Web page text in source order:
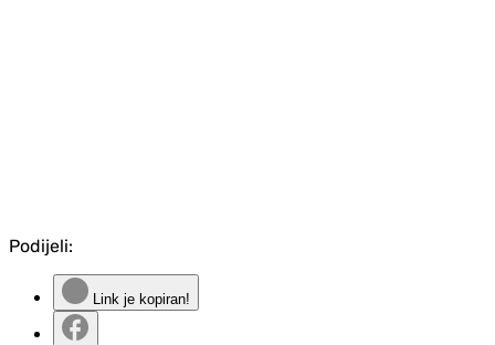
Podijeli:
Link je kopiran!